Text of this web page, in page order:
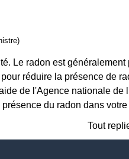
Le radon est généralement
réduire la présence de
de l'Agence nationale de
du radon dans
Tout